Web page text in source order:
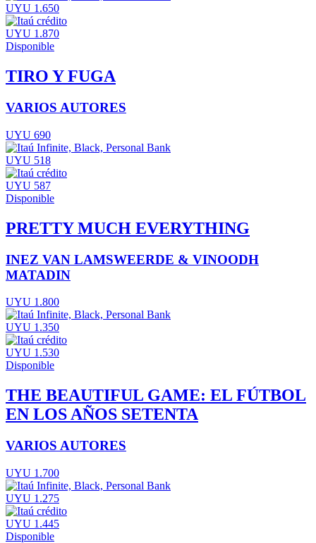
UYU 1.650
UYU 1.870
Disponible
TIRO Y FUGA
VARIOS AUTORES
UYU 690
UYU 518
UYU 587
Disponible
PRETTY MUCH EVERYTHING
INEZ VAN LAMSWEERDE & VINOODH
MATADIN
UYU 1.800
UYU 1.350
UYU 1.530
Disponible
THE BEAUTIFUL GAME: EL FÚTBOL
EN LOS AÑOS SETENTA
VARIOS AUTORES
UYU 1.700
UYU 1.275
UYU 1.445
Disponible